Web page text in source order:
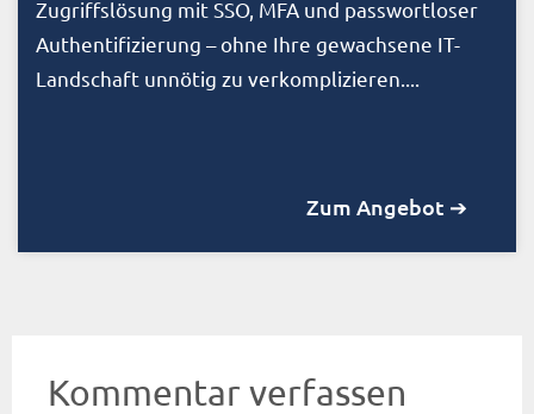
Zugriffslösung mit SSO, MFA und passwortloser
Authentifizierung – ohne Ihre gewachsene IT-
Landschaft unnötig zu verkomplizieren....
Zum Angebot ➔
Kommentar verfassen